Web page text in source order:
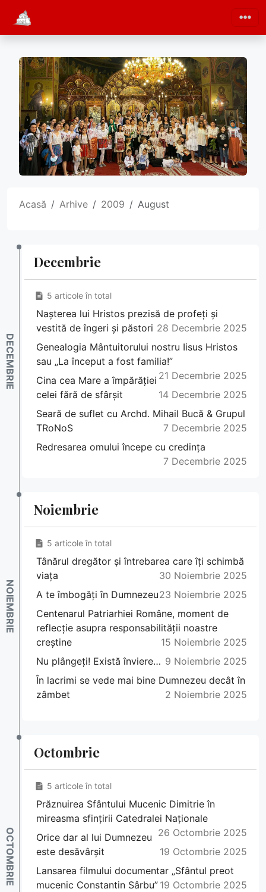
Acasă Arhive 2009 August
Decembrie
5 articole în total
Nașterea lui Hristos prezisă de profeți și
vestită de îngeri și păstori 28 Decembrie 2025
Genealogia Mântuitorului nostru Iisus Hristos
sau „La început a fost familia!”
21 Decembrie 2025
Cina cea Mare a împărăției
celei fără de sfârșit
14 Decembrie 2025
Seară de suflet cu Archd. Mihail Bucă & Grupul
TRoNoS
7 Decembrie 2025
Redresarea omului începe cu credința
7 Decembrie 2025
Noiembrie
5 articole în total
Tânărul dregător și întrebarea care îți schimbă
viața
30 Noiembrie 2025
A te îmbogăți în Dumnezeu23 Noiembrie 2025
Centenarul Patriarhiei Române, moment de
reflecţie asupra responsabilităţii noastre
creştine
15 Noiembrie 2025
Nu plângeți! Există înviere… 9 Noiembrie 2025
În lacrimi se vede mai bine Dumnezeu decât în
zâmbet
2 Noiembrie 2025
Octombrie
5 articole în total
Prăznuirea Sfântului Mucenic Dimitrie în
mireasma sfințirii Catedralei Naționale
26 Octombrie 2025
Orice dar al lui Dumnezeu
este desăvârșit
19 Octombrie 2025
Lansarea filmului documentar „Sfântul preot
mucenic Constantin Sârbu” 19 Octombrie 2025